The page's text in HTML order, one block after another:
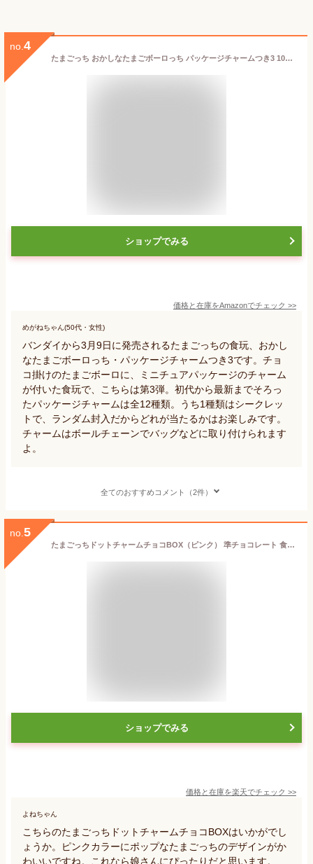
no. 4
たまごっち おかしなたまごボーロっち パッケージチャームつき3 10個入りBOX (食玩)
ショップでみる
価格と在庫をAmazonでチェック >>
めがねちゃん(50代・女性)
バンダイから3月9日に発売されるたまごっちの食玩、おかし
なたまごボーロっち・パッケージチャームつき3です。チョ
コ掛けのたまごボーロに、ミニチュアパッケージのチャーム
が付いた食玩で、こちらは第3弾。初代から最新までそろっ
たパッケージチャームは全12種類。うち1種類はシークレッ
トで、ランダム封入だからどれが当たるかはお楽しみです。
チャームはボールチェーンでバッグなどに取り付けられます
よ。
全てのおすすめコメント（2件）
no. 5
たまごっちドットチャームチョコBOX（ピンク） 準チョコレート 食玩 バレンタイン 長崎倉庫
ショップでみる
価格と在庫を楽天でチェック >>
よねちゃん
こちらのたまごっちドットチャームチョコBOXはいかがでし
ょうか。ピンクカラーにポップなたまごっちのデザインがか
わいいですね。これなら娘さんにぴったりだと思います。